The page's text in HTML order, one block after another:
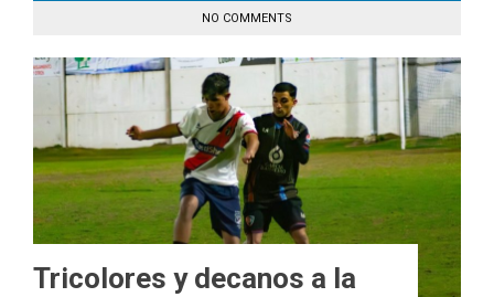
NO COMMENTS
Tricolores y decanos a la